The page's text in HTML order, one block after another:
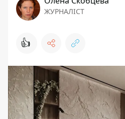
ЖУРНАЛІСТ
👍